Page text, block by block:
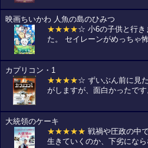
映画ちいかわ 人魚の島のひみつ
★★★★☆ 小6の子供と行き
た。 セイレーンがめっちゃ
カプリコン・1
★★★★☆ ずいぶん前に見
がしますが、面白かったで
大統領のケーキ
★★★★★ 戦禍や圧政の中
生きていくのか、下劣にな